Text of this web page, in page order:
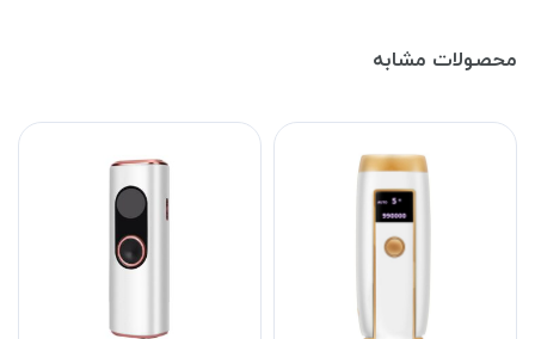
محصولات مشابه